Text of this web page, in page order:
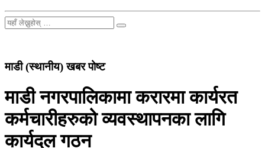
माडी (स्थानीय) खबर पोष्ट
माडी नगरपालिकामा करारमा कार्यरत
कर्मचारीहरुको व्यवस्थापनका लागि
कार्यदल गठन